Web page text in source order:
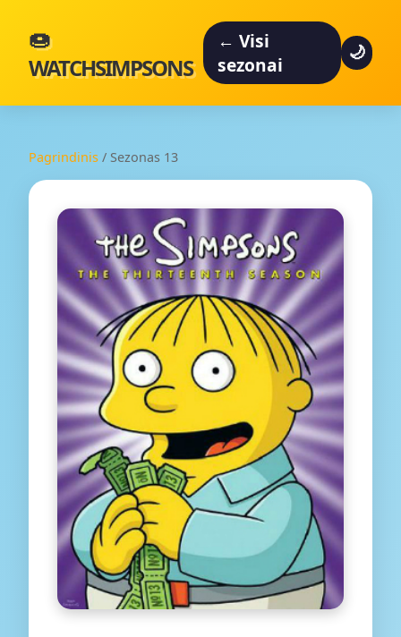
🍩
WATCHSIMPSONS
← Visi
sezonai
🌙
Pagrindinis / Sezonas 13